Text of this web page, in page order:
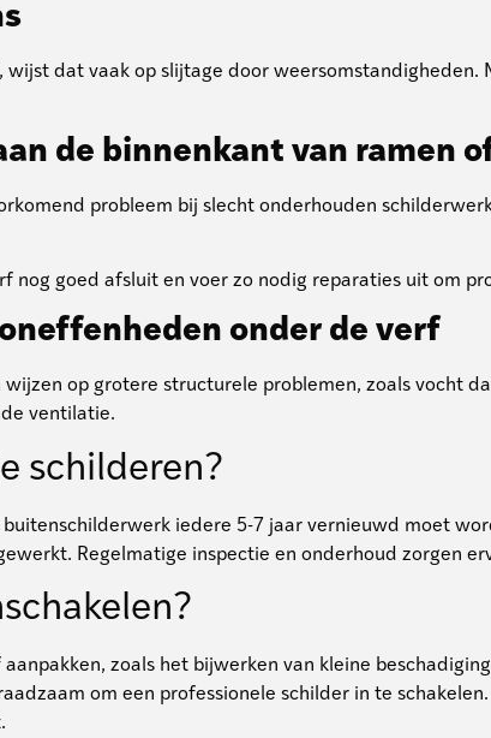
wijst dat vaak op slijtage door
de binnenkant van ramen
probleem bij slecht onderhouden
nog goed afsluit en voer zo nodig reparaties uit om
onder de verf
op grotere structurele problemen, zoals vocht
ventilatie.
schilderen?
iedere 5-7 jaar vernieuwd moet
Regelmatige inspectie en onderhoud zorgen
zoals het bijwerken van kleine
om een professionele schilder in te